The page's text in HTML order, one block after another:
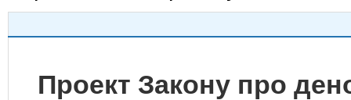
Проект Закону про